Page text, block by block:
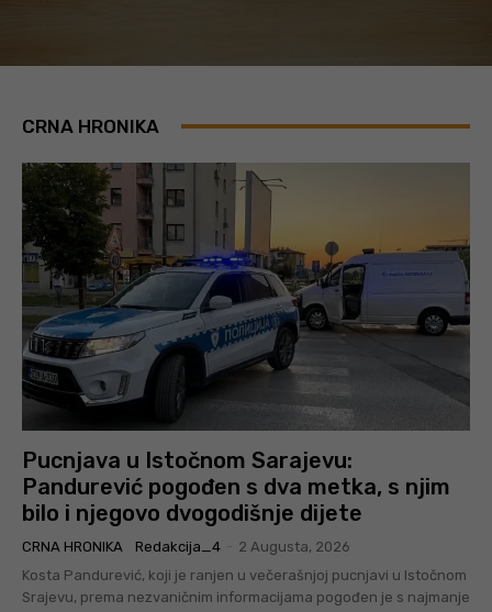
CRNA HRONIKA
Pucnjava u Istočnom Sarajevu:
Pandurević pogođen s dva metka, s njim
bilo i njegovo dvogodišnje dijete
CRNA HRONIKA Redakcija_4
2 Augusta, 2026
Kosta Pandurević, koji je ranjen u večerašnjoj pucnjavi u Istočnom
Srajevu, prema nezvaničnim informacijama pogođen je s najmanje